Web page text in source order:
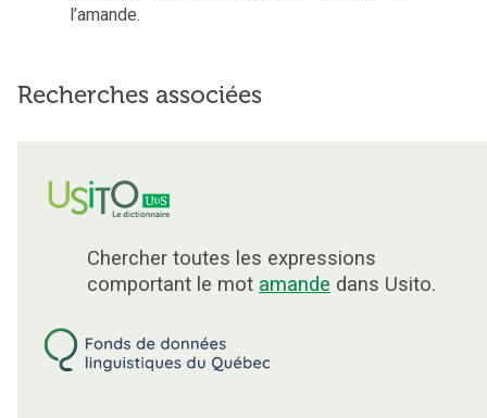
l’amande.
Recherches associées
Chercher toutes les expressions
comportant le mot amande dans Usito.